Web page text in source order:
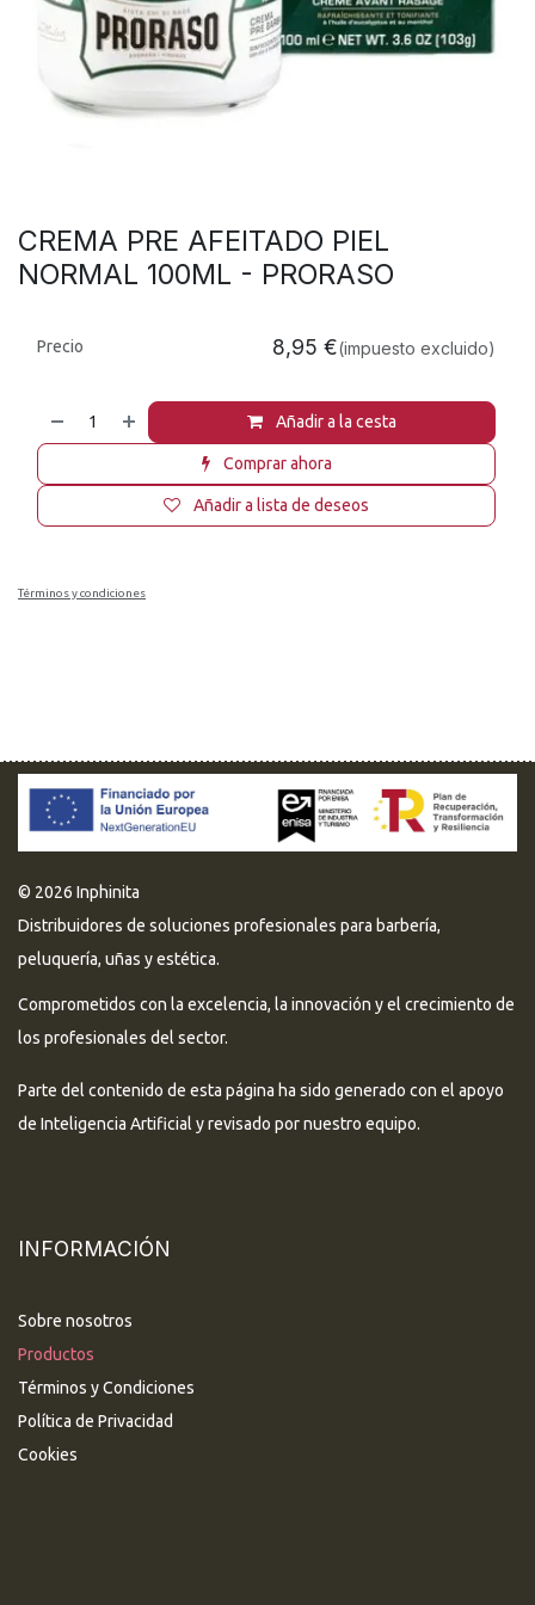
CREMA PRE AFEITADO PIEL
NORMAL 100ML - PRORASO
Añadir a la cesta
Comprar ahora
Añadir a lista de deseos
Precio 8,95 €(impuesto excluido)
Términos y condiciones
© 2026 Inphinita
Distribuidores de soluciones profesionales para barbería,
peluquería, uñas y estética.
Comprometidos con la excelencia, la innovación y el crecimiento de
los profesionales del sector.
Parte del contenido de esta página ha sido generado con el apoyo
de Inteligencia Artificial y revisado por nuestro equipo.
INFORMACIÓN
Sobre nosotros
Productos
Términos y Condiciones
Política de Privacidad
Cookies